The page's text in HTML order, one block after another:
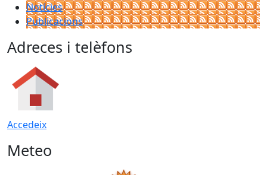
Notícies
Publicacions
Adreces i telèfons
Accedeix
Meteo